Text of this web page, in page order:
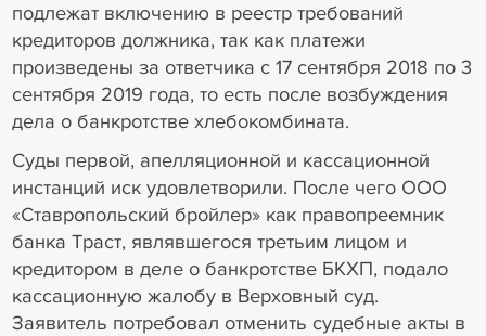
подлежат включению в реестр требований
кредиторов должника, так как платежи
произведены за ответчика с 17 сентября 2018 по 3
сентября 2019 года, то есть после возбуждения
дела о банкротстве хлебокомбината.
Суды первой, апелляционной и кассационной
инстанций иск удовлетворили. После чего ООО
«Ставропольский бройлер» как правопреемник
банка Траст, являвшегося третьим лицом и
кредитором в деле о банкротстве БКХП, подало
кассационную жалобу в Верховный суд.
Заявитель потребовал отменить судебные акты в